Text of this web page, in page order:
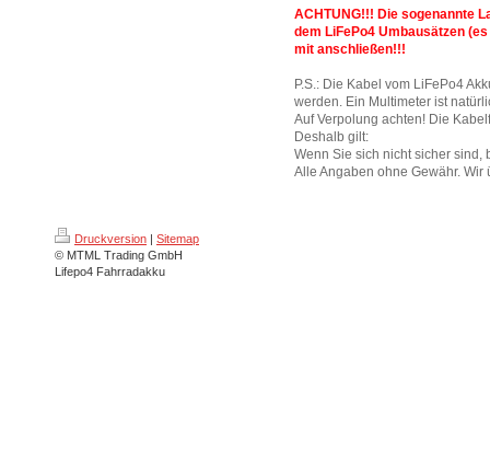
ACHTUNG!!! Die sogenannte
dem LiFePo4 Umbausätzen
mit anschließen!!!
P.S.: Die Kabel vom LiFePo4
werden. Ein Multimeter ist
Auf Verpolung achten! Die
Deshalb gilt:
Wenn Sie sich nicht sicher sind,
Alle Angaben ohne Gewähr.
Druckversion | Sitemap
© MTML Trading GmbH
Lifepo4 Fahrradakku